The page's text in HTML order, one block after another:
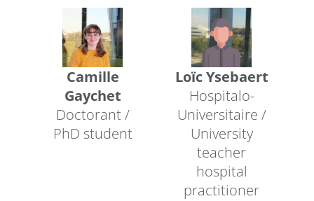
Camille
Gaychet
Doctorant /
PhD student
Loïc Ysebaert
Hospitalo-
Universitaire /
University
teacher
hospital
practitioner